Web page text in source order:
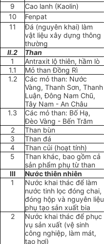
9
Cao lanh (Kaolin)
10
Fenpat
11
Đá (nguyên khai) làm
vật liệu xây dựng thông
thường
II.2
Than
1
Antraxit lộ thiên, hầm lò
1.1
Mỏ than Đồng Rì
1.2
Các mỏ than: Nước
Vàng, Thanh Sơn, Thanh
Luận, Đông Nam Chũ,
Tây Nam - An Châu
1.3
Các mỏ than: Bố Hạ,
Đèo Vàng - Bến Trăm
2 Than bùn
3
Than đá
4
Than củi (hoạt tính)
5
Than khác, bao gồm cả
sản phẩm phụ từ than
III
Nước thiên nhiên
1
Nước khai thác để làm
nước tinh lọc đóng chai,
đóng hộp và nguyên liệu
phụ tạo sản xuất bia
2
Nước khai thác để phục
vụ sản xuất (vệ sinh
công nghiệp, làm mát,
tạo hơi)